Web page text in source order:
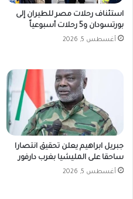
استئناف رحلات مصر للطيران إلى
بورتسودان و5 رحلات أسبوعياً
أغسطس 5, 2026
جبريل ابراهيم يعلن تحقيق انتصارا
ساحقا على المليشيا بغرب دارفور
أغسطس 5, 2026